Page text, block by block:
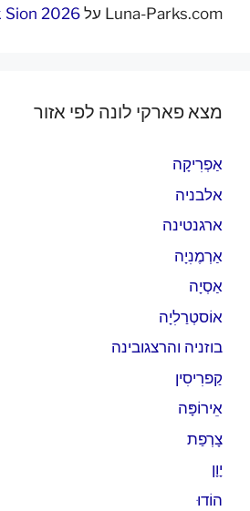
Luna-Parks.com על Sion 2026
מצא פארקי לונה לפי אזור
אַפְרִיקָה
אלבניה
ארגנטינה
אַרְמֶנִיָה
אַסְיָה
אוֹסטְרַלִיָה
בוזניה והרצגובינה
קַפרִיסִין
אֵירוֹפָּה
צָרְפַת
יָוָן
הוֹדוּ